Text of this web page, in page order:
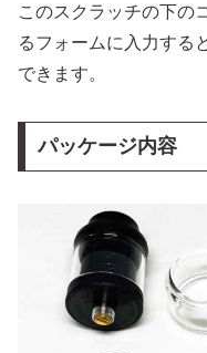
このスクラッチの下の
るフォームに入力する
できます。
パッケージ内容